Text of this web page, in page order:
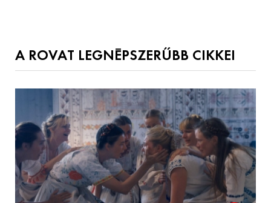
A ROVAT LEGNÉPSZERŰBB CIKKEI